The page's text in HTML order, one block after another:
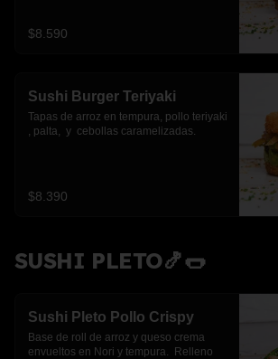
$8.590
Sushi Burger Teriyaki
Tapas de arroz en tempura, pollo teriyaki
, palta,  y  cebollas caramelizadas.
$8.390
SUSHI PLETO🍤🌭
Sushi Pleto Pollo Crispy
Base de roll de arroz y queso crema
envueltos en Nori y tempura.  Relleno